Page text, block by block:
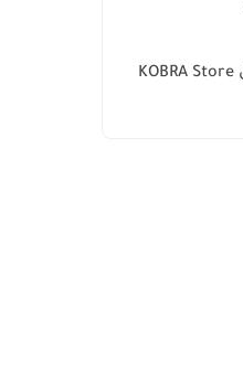
حل مشكل التحميل من KOBRA Store